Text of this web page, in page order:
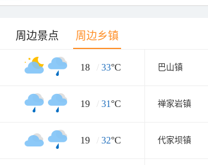
周边景点 周边乡镇
18 / 33°C 巴山镇
19 / 31°C 禅家岩镇
19 / 32°C 代家坝镇